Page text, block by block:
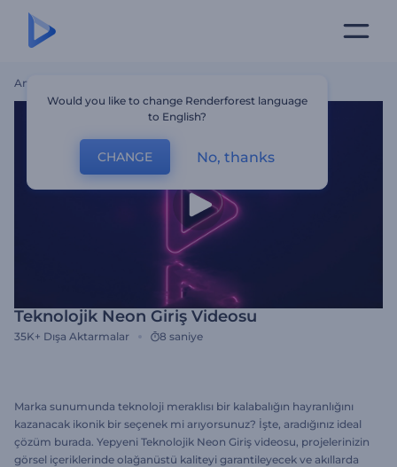
Ana Sayfa
Teknolojik Neon Giriş Videosu
35K+ Dışa Aktarmalar 8 saniye
Marka sunumunda teknoloji meraklısı bir kalabalığın hayranlığını
kazanacak ikonik bir seçenek mi arıyorsunuz? İşte, aradığınız ideal
çözüm burada. Yepyeni Teknolojik Neon Giriş videosu, projelerinizin
görsel içeriklerinde olağanüstü kaliteyi garantileyecek ve akıllarda
Would you like to change Renderforest language
to English?
CHANGE No, thanks